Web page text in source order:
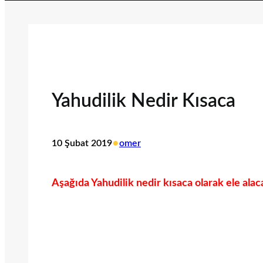
Yahudilik Nedir Kısaca
10 Şubat 2019•omer
Aşağıda Yahudilik nedir kısaca olarak ele